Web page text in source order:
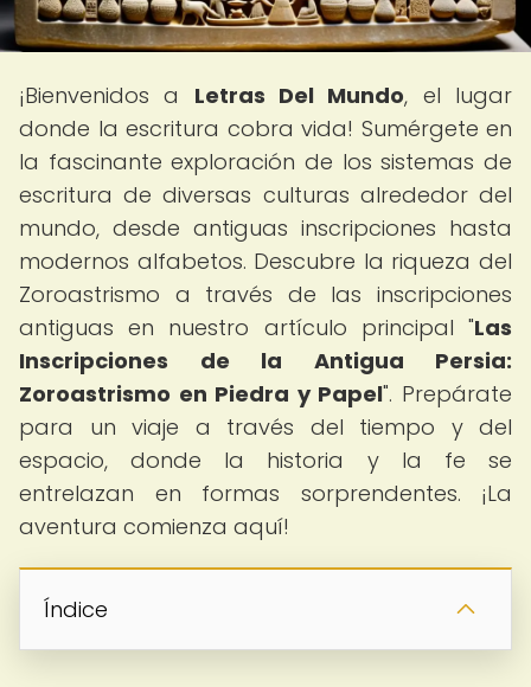
¡Bienvenidos a Letras Del Mundo, el lugar
donde la escritura cobra vida! Sumérgete en
la fascinante exploración de los sistemas de
escritura de diversas culturas alrededor del
mundo, desde antiguas inscripciones hasta
modernos alfabetos. Descubre la riqueza del
Zoroastrismo a través de las inscripciones
antiguas en nuestro artículo principal "Las
Inscripciones de la Antigua Persia:
Zoroastrismo en Piedra y Papel". Prepárate
para un viaje a través del tiempo y del
espacio, donde la historia y la fe se
entrelazan en formas sorprendentes. ¡La
aventura comienza aquí!
Índice